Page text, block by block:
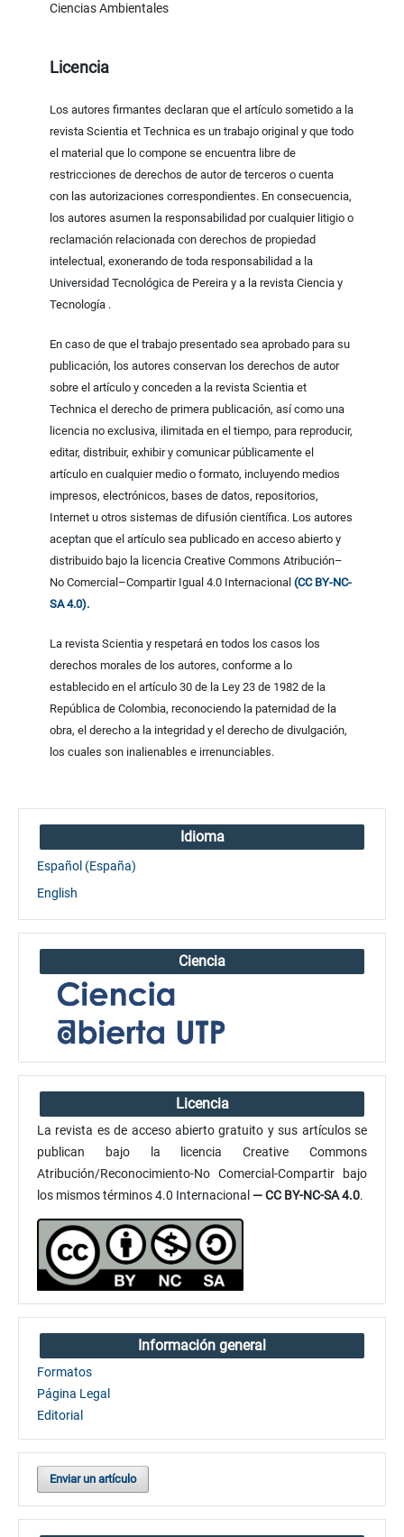
Ciencias Ambientales
Licencia
Los autores firmantes declaran que el artículo sometido a la
revista Scientia et Technica es un trabajo original y que todo
el material que lo compone se encuentra libre de
restricciones de derechos de autor de terceros o cuenta
con las autorizaciones correspondientes. En consecuencia,
los autores asumen la responsabilidad por cualquier litigio o
reclamación relacionada con derechos de propiedad
intelectual, exonerando de toda responsabilidad a la
Universidad Tecnológica de Pereira y a la revista Ciencia y
Tecnología .
En caso de que el trabajo presentado sea aprobado para su
publicación, los autores conservan los derechos de autor
sobre el artículo y conceden a la revista Scientia et
Technica el derecho de primera publicación, así como una
licencia no exclusiva, ilimitada en el tiempo, para reproducir,
editar, distribuir, exhibir y comunicar públicamente el
artículo en cualquier medio o formato, incluyendo medios
impresos, electrónicos, bases de datos, repositorios,
Internet u otros sistemas de difusión científica. Los autores
aceptan que el artículo sea publicado en acceso abierto y
distribuido bajo la licencia Creative Commons Atribución–
No Comercial–Compartir Igual 4.0 Internacional(CC BY-NC-
SA 4.0).
La revista Scientia y respetará en todos los casos los
derechos morales de los autores, conforme a lo
establecido en el artículo 30 de la Ley 23 de 1982 de la
República de Colombia, reconociendo la paternidad de la
obra, el derecho a la integridad y el derecho de divulgación,
los cuales son inalienables e irrenunciables.
Idioma
Español (España)
English
Ciencia
Licencia
La revista es de acceso abierto gratuito y sus artículos se
publican bajo la licencia Creative Commons
Atribución/Reconocimiento-No Comercial-Compartir bajo
los mismos términos 4.0 Internacional — CC BY-NC-SA 4.0.
Información general
Formatos
Página Legal
Editorial
Enviar un artículo